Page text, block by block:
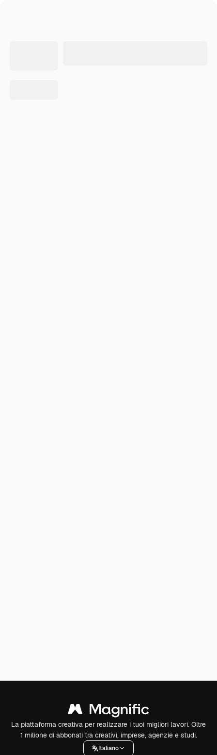
La piattaforma creativa per realizzare i tuoi migliori lavori. Oltre
1 milione di abbonati tra creativi, imprese, agenzie e studi.
Italiano